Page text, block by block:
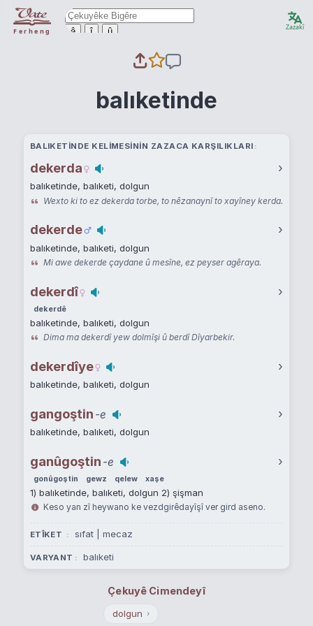
Ferheng ê î û Zazakî
balıketinde
BALIKETINDE KELIMESININ ZAZACA KARŞILIKLARI
dekerda ›
balıketinde, balıketi, dolgun
Wexto ki to ez dekerda torbe, to nêzanaynî to xayîney kerda.
dekerde ›
balıketinde, balıketi, dolgun
Mi awe dekerde çaydane û mesîne, ez peyser agêraya.
dekerdî ›
dekerdê
balıketinde, balıketi, dolgun
Dima ma dekerdî yew dolmîşi û berdî Dîyarbekir.
dekerdîye ›
balıketinde, balıketi, dolgun
gangoştin -e ›
balıketinde, balıketi, dolgun
ganûgoştin -e ›
gonûgoştin gewz qelew xaşe
1) balıketinde, balıketi, dolgun 2) şişman
Keso yan zî heywano ke vezdgirêdayîşî ver gird aseno.
ETÎKET sıfat | mecaz
VARYANT balıketi
Çekuyê Cimendeyî
dolgun ›